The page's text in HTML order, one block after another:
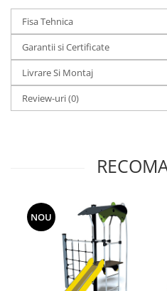
Fisa Tehnica
Garantii si Certificate
Livrare Si Montaj
Review-uri(0)
NOU